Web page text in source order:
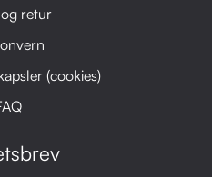
retur
(cookies)